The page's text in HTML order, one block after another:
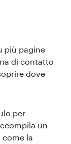
più pagine
di contatto
dove
per
un
come la